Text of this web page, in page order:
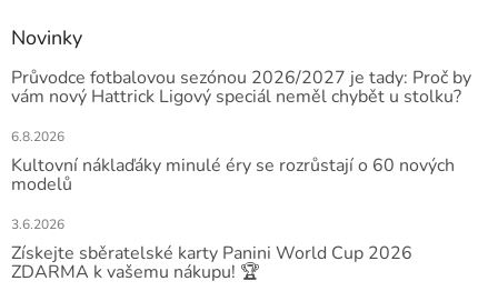
Novinky
Průvodce fotbalovou sezónou 2026/2027 je tady: Proč by
vám nový Hattrick Ligový speciál neměl chybět u stolku?
6.8.2026
Kultovní náklaďáky minulé éry se rozrůstají o 60 nových
modelů
3.6.2026
Získejte sběratelské karty Panini World Cup 2026
ZDARMA k vašemu nákupu! 🏆